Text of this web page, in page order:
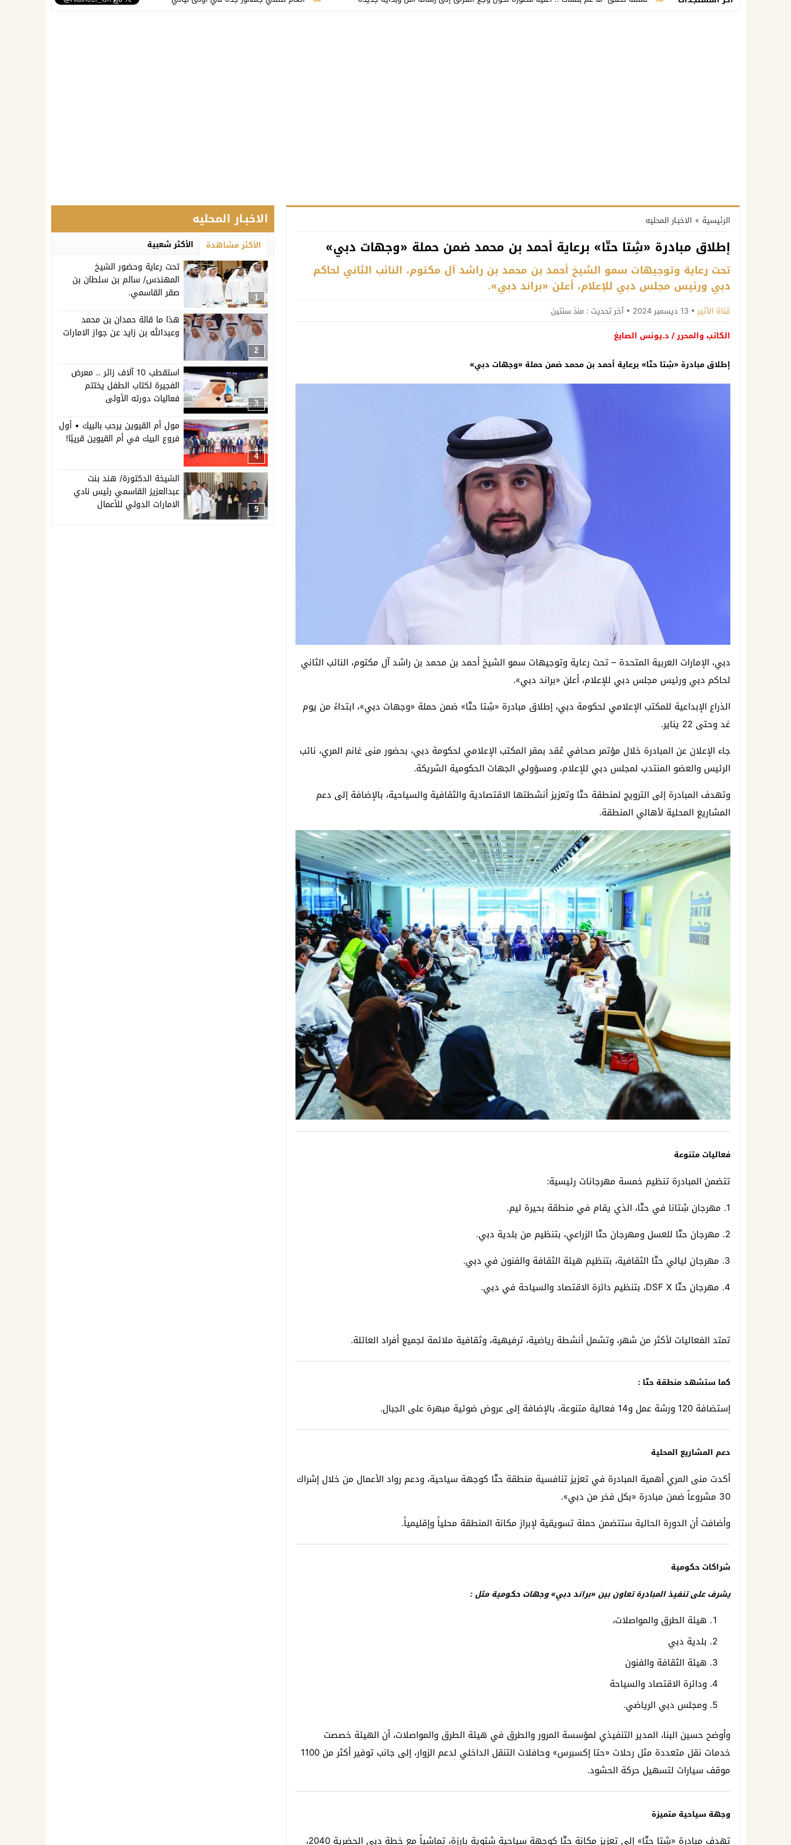
الرئيسية » الاخبـار المحليه
إطلاق مبادرة «شِتا حتّا» برعاية أحمد بن محمد ضمن حملة «وجهات دبي»
تحت رعاية وتوجيهات سمو الشيخ أحمد بن محمد بن راشد آل مكتوم، النائب الثاني لحاكم
دبي ورئيس مجلس دبي للإعلام، أعلن «براند دبي».
قناة الأثير 13 ديسمبر 2024 آخر تحديث : منذ سنتين
الكاتب والمحرر / د.يونس الصايغ
إطلاق مبادرة «شِتا حتّا» برعاية أحمد بن محمد ضمن حملة «وجهات دبي»
دبي، الإمارات العربية المتحدة – تحت رعاية وتوجيهات سمو الشيخ أحمد بن محمد بن راشد آل مكتوم، النائب الثاني
لحاكم دبي ورئيس مجلس دبي للإعلام، أعلن «براند دبي».
الذراع الإبداعية للمكتب الإعلامي لحكومة دبي، إطلاق مبادرة «شِتا حتّا» ضمن حملة «وجهات دبي»، ابتداءً من يوم
غد وحتى 22 يناير.
جاء الإعلان عن المبادرة خلال مؤتمر صحافي عُقد بمقر المكتب الإعلامي لحكومة دبي، بحضور منى غانم المري، نائب
الرئيس والعضو المنتدب لمجلس دبي للإعلام، ومسؤولي الجهات الحكومية الشريكة.
وتهدف المبادرة إلى الترويج لمنطقة حتّا وتعزيز أنشطتها الاقتصادية والثقافية والسياحية، بالإضافة إلى دعم
المشاريع المحلية لأهالي المنطقة.
فعاليات متنوعة
تتضمن المبادرة تنظيم خمسة مهرجانات رئيسية:
1. مهرجان شِتانا في حتّا، الذي يقام في منطقة بحيرة ليم.
2. مهرجان حتّا للعسل ومهرجان حتّا الزراعي، بتنظيم من بلدية دبي.
3. مهرجان ليالي حتّا الثقافية، بتنظيم هيئة الثقافة والفنون في دبي.
4. مهرجان حتّا DSF X، بتنظيم دائرة الاقتصاد والسياحة في دبي.
تمتد الفعاليات لأكثر من شهر، وتشمل أنشطة رياضية، ترفيهية، وثقافية ملائمة لجميع أفراد العائلة.
كما ستشهد منطقة حتّا :
إستضافة 120 ورشة عمل و14 فعالية متنوعة، بالإضافة إلى عروض ضوئية مبهرة على الجبال.
دعم المشاريع المحلية
أكدت منى المري أهمية المبادرة في تعزيز تنافسية منطقة حتّا كوجهة سياحية، ودعم رواد الأعمال من خلال إشراك
30 مشروعاً ضمن مبادرة «بكل فخر من دبي».
وأضافت أن الدورة الحالية ستتضمن حملة تسويقية لإبراز مكانة المنطقة محلياً وإقليمياً.
شراكات حكومية
يشرف على تنفيذ المبادرة تعاون بين «براند دبي» وجهات حكومية مثل :
هيئة الطرق والمواصلات،
بلدية دبي
هيئة الثقافة والفنون
ودائرة الاقتصاد والسياحة
ومجلس دبي الرياضي.
وأوضح حسين البنا، المدير التنفيذي لمؤسسة المرور والطرق في هيئة الطرق والمواصلات، أن الهيئة خصصت
خدمات نقل متعددة مثل رحلات «حتا إكسبرس» وحافلات التنقل الداخلي لدعم الزوار، إلى جانب توفير أكثر من 1100
موقف سيارات لتسهيل حركة الحشود.
وجهة سياحية متميزة
تهدف مبادرة «شِتا حتّا» إلى تعزيز مكانة حتّا كوجهة سياحية شتوية بارزة، تماشياً مع خطة دبي الحضرية 2040،
الاخبـار المحليه
الأكثر مشاهدة الأكثر شعبية
1
تحت رعاية وحضور الشيخ
المهندس/ سالم بن سلطان بن
صقر القاسمي.
2
هذا ما قالة حمدان بن محمد
وعبدالله بن زايد عن جواز الامارات
3
استقطب 10 آلاف زائر .. معرض
الفجيرة لكتاب الطفل يختتم
فعاليات دورته الأولى
4
مول أم القيوين يرحب بالبيك • أول
فروع البيك في أم القيوين قريبًا!
5
الشيخة الدكتورة/ هند بنت
عبدالعزيز القاسمي رئيس نادي
الامارات الدولي للأعمال